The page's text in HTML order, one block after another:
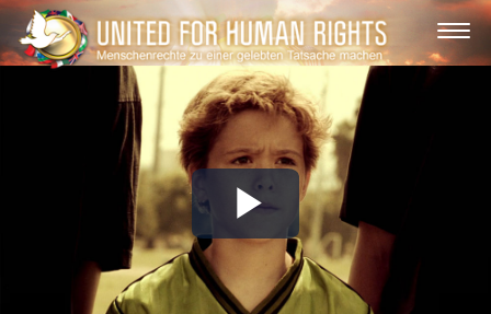
Play